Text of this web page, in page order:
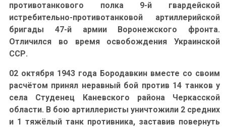
противотанкового полка 9-й гвардейской
истребительно-противотанковой артиллерийской
бригады 47-й армии Воронежского фронта.
Отличился во время освобождения Украинской
ССР.
02 октября 1943 года Бородавкин вместе со своим
расчётом принял неравный бой против 14 танков у
села Студенец Каневского района Черкасской
области. В бою артиллеристы уничтожили 2 средних
и 1 тяжёлый танк противника, заставив повернуть